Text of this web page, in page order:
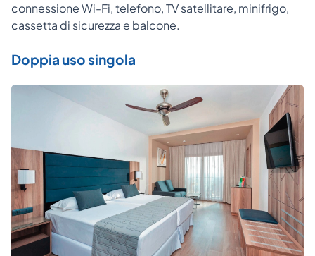
connessione Wi-Fi, telefono, TV satellitare, minifrigo,
cassetta di sicurezza e balcone.
Doppia uso singola